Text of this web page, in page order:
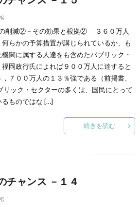
を
創
る
根
治
blog
会
社
案
削減②－その効果と根拠② ３６０万人
らかの予算措置が講じられているか、も
関に属する人達をも含めたパブリック・
岡政行氏によれば９００万人に達すると
７００万人の１３％強である（前掲書、
ック・セクターの多くは、国民にとって
ものではな […]
続きを読む
チャンス －１４